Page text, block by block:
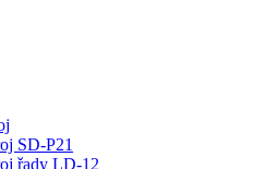
SD-P21
řady LD-12